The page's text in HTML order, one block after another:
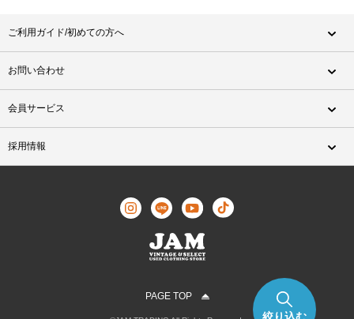
ご利用ガイド/初めての方へ
お問い合わせ
会員サービス
採用情報
PAGE TOP